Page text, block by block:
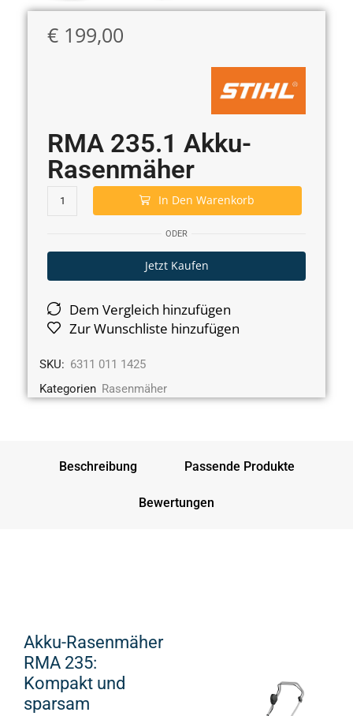
€ 199,00
RMA 235.1 Akku-
Rasenmäher
In Den Warenkorb
ODER
Jetzt Kaufen
Dem Vergleich hinzufügen
Zur Wunschliste hinzufügen
SKU: 6311 011 1425
Kategorien Rasenmäher
Beschreibung Passende Produkte
Bewertungen
Akku-Rasenmäher
RMA 235:
Kompakt und
sparsam